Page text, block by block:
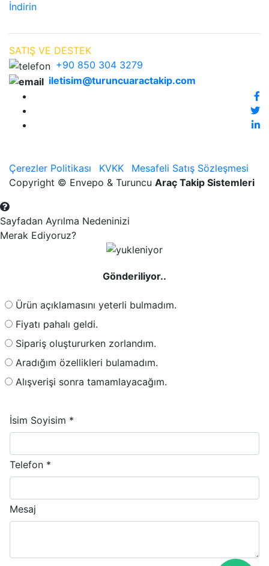
İndirin
SATIŞ VE DESTEK
+90 850 304 3279
iletisim@turuncuaractakip.com
Çerezler Politikası KVKK
Mesafeli Satış Sözleşmesi
Copyright © Envepo & Turuncu Araç Takip Sistemleri
Sayfadan Ayrılma Nedeninizi
Merak Ediyoruz?
Gönderiliyor..
Ürün açıklamasını yeterli bulmadım.
Fiyatı pahalı geldi.
Sipariş oluştururken zorlandım.
Aradığım özellikleri bulamadım.
Alışverişi sonra tamamlayacağım.
İsim Soyisim *
Telefon *
Mesaj